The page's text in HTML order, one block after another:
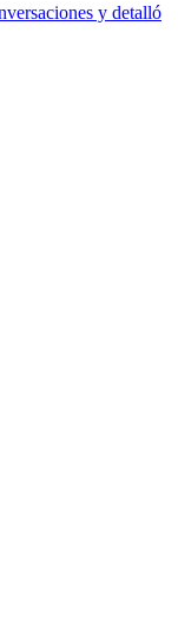
y detalló